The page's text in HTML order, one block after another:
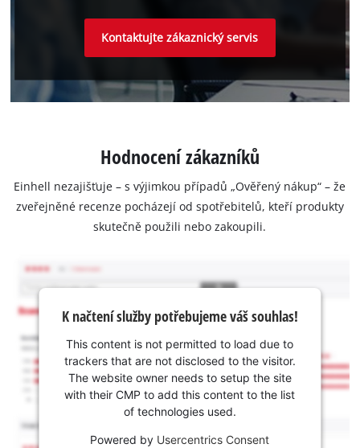
Kontaktujte zákaznický servis
Hodnocení zákazníků
Einhell nezajišťuje – s výjimkou případů „Ověřený nákup“ – že
zveřejněné recenze pocházejí od spotřebitelů, kteří produkty
skutečně použili nebo zakoupili.
K načtení služby potřebujeme váš souhlas!
This content is not permitted to load due to
trackers that are not disclosed to the visitor.
The website owner needs to setup the site
with their CMP to add this content to the list
of technologies used.
Powered by Usercentrics Consent